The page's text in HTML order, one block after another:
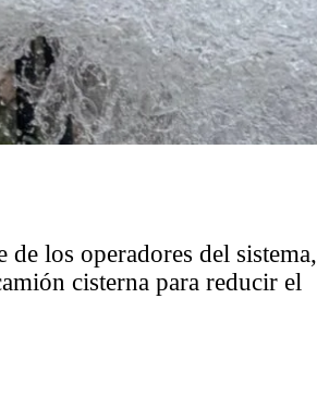
los operadores del sistema,
cisterna para reducir el